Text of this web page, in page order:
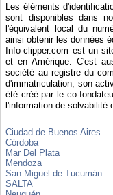
Les éléments
sont disponibles dans
l'équivalent local du
ainsi obtenir les données
Info-clipper.com est un
et en Amérique. C'est
société au registre du
d'immatriculation, son
été créé par le co-
l'information de solvabilité
Ciudad de Buenos Aires
Córdoba
Mar Del Plata
Mendoza
San Miguel de Tucumán
SALTA